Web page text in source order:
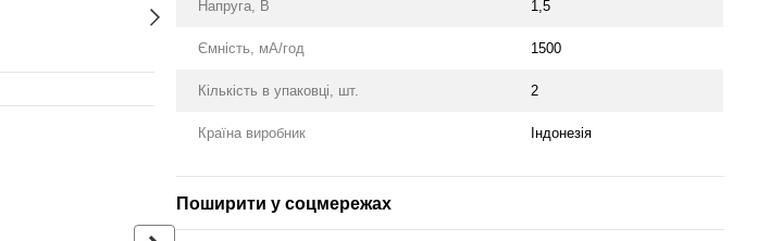
Разом дешевше
Напруга, В 1,5
Ємність, мА/год 1500
Кількість в упаковці, шт. 2
Країна виробник Індонезія
Поширити у соцмережах